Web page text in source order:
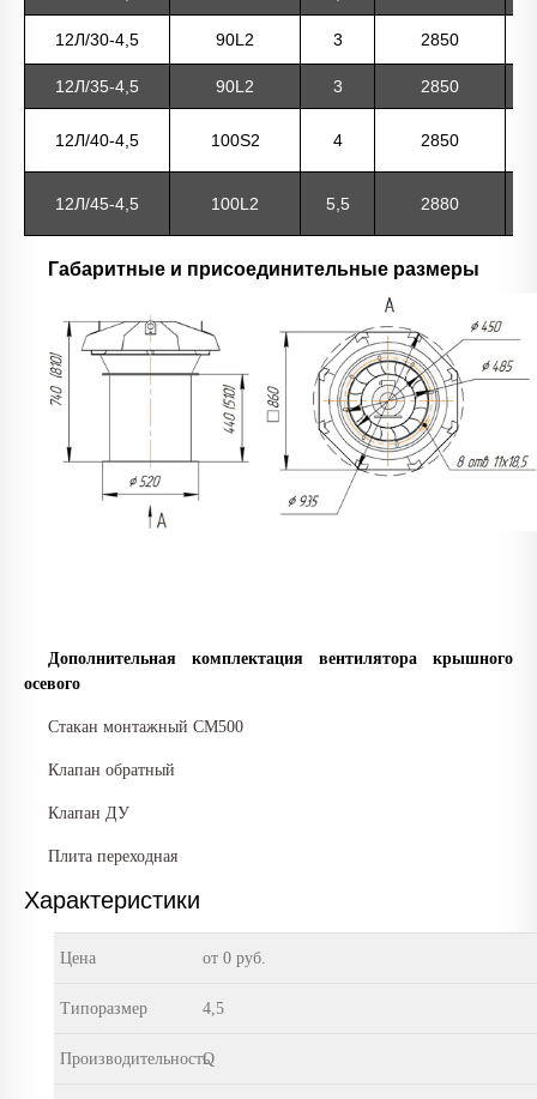
12Л/30-4,5 90L2 3 2850
12Л/35-4,5 90L2 3 2850
12Л/40-4,5 100S2 4 2850
12Л/45-4,5 100L2 5,5 2880
Габаритные и присоединительные размеры
Дополнительная комплектация вентилятора крышного
осевого
Стакан монтажный СМ500
Клапан обратный
Клапан ДУ
Плита переходная
Характеристики
Цена от 0 руб.
Типоразмер 4,5
ПроизводительностьQ